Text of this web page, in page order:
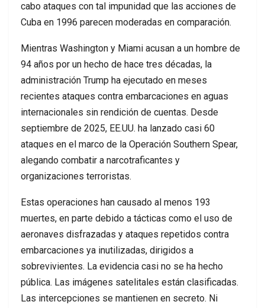
cabo ataques con tal impunidad que las acciones de
Cuba en 1996 parecen moderadas en comparación.
Mientras Washington y Miami acusan a un hombre de
94 años por un hecho de hace tres décadas, la
administración Trump ha ejecutado en meses
recientes ataques contra embarcaciones en aguas
internacionales sin rendición de cuentas. Desde
septiembre de 2025, EE.UU. ha lanzado casi 60
ataques en el marco de la Operación Southern Spear,
alegando combatir a narcotraficantes y
organizaciones terroristas.
Estas operaciones han causado al menos 193
muertes, en parte debido a tácticas como el uso de
aeronaves disfrazadas y ataques repetidos contra
embarcaciones ya inutilizadas, dirigidos a
sobrevivientes. La evidencia casi no se ha hecho
pública. Las imágenes satelitales están clasificadas.
Las intercepciones se mantienen en secreto. Ni